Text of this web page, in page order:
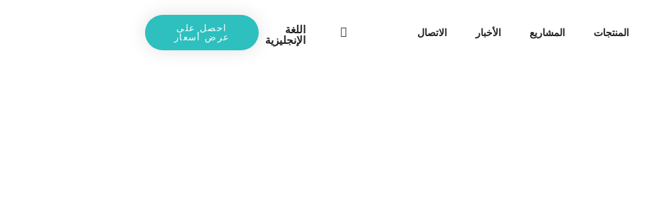
المنتجات المشاريع الأخبار الاتصال
اللغة
الإنجليزية
احصل على
عرض أسعار